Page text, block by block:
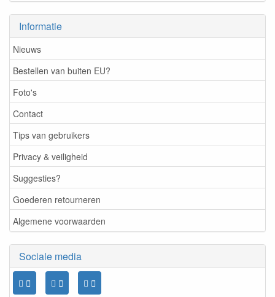
Informatie
Nieuws
Bestellen van buiten EU?
Foto's
Contact
Tips van gebruikers
Privacy & veiligheid
Suggesties?
Goederen retourneren
Algemene voorwaarden
Sociale media